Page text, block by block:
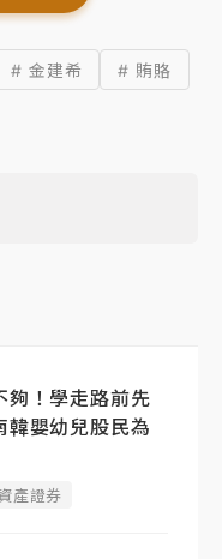
# 金建希
# 賄賂
夠！學走路前先
嬰幼兒股民為
產證券